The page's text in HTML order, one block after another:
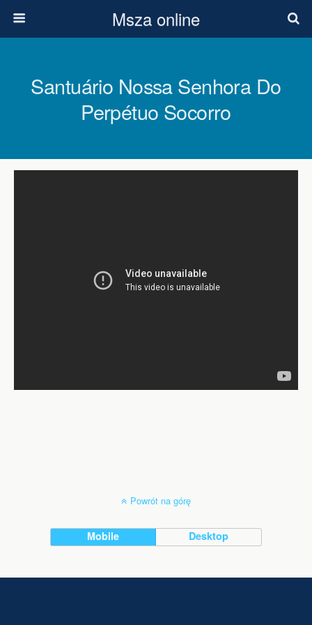
Msza online
Santuário Nossa Senhora Do
Perpétuo Socorro
Powrót na górę
Mobile Desktop